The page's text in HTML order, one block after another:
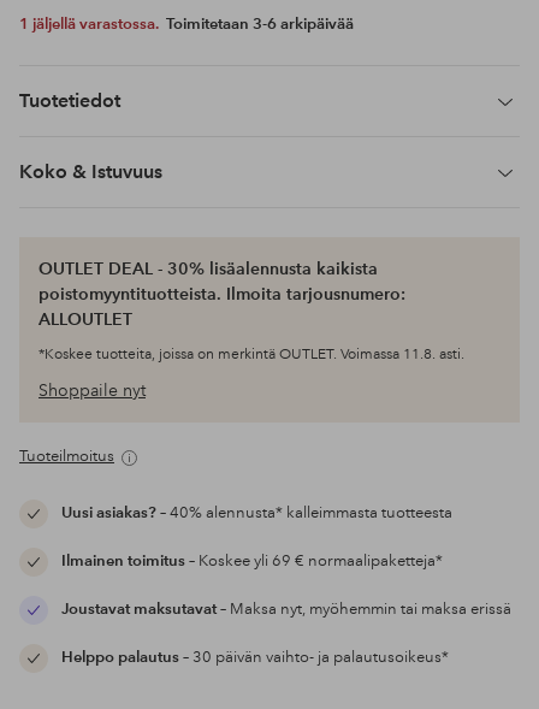
1 jäljellä varastossa. Toimitetaan 3-6 arkipäivää
Tuotetiedot
Koko & Istuvuus
OUTLET DEAL - 30% lisäalennusta kaikista
poistomyyntituotteista. Ilmoita tarjousnumero:
ALLOUTLET
*Koskee tuotteita, joissa on merkintä OUTLET. Voimassa 11.8. asti.
Shoppaile nyt
Tuoteilmoitus
Uusi asiakas?– 40% alennusta* kalleimmasta tuotteesta
Ilmainen toimitus– Koskee yli 69 € normaalipaketteja*
Joustavat maksutavat– Maksa nyt, myöhemmin tai maksa erissä
Helppo palautus– 30 päivän vaihto- ja palautusoikeus*